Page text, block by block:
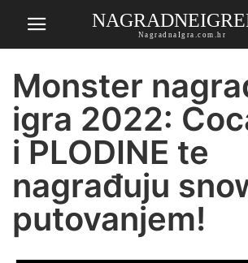
NagradnaIgra.com.hr
Monster
igra 2022:
i PLODINE te
nagrađuju
putovanjem!